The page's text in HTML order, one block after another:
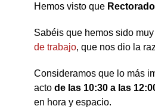
Hemos visto que Rectorado
Sabéis que hemos sido muy
de trabajo, que nos dio la
Consideramos que lo más
acto de las 10:30 a las
en hora y espacio.